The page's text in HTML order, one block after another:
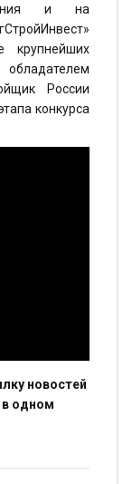
и на
крупнейших
России
конкурса
новостей
в одном